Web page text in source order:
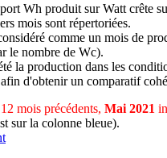
Wh produit sur Watt crête
mois sont répertoriées.
comme un mois de
le nombre de Wc).
la production dans les
d'obtenir un comparatif
mois précédents, Mai 2021
sur la colonne bleue).